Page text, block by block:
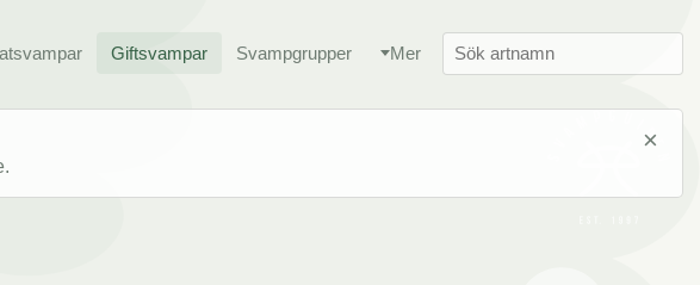
Giftsvampar Svampgrupper Mer
×